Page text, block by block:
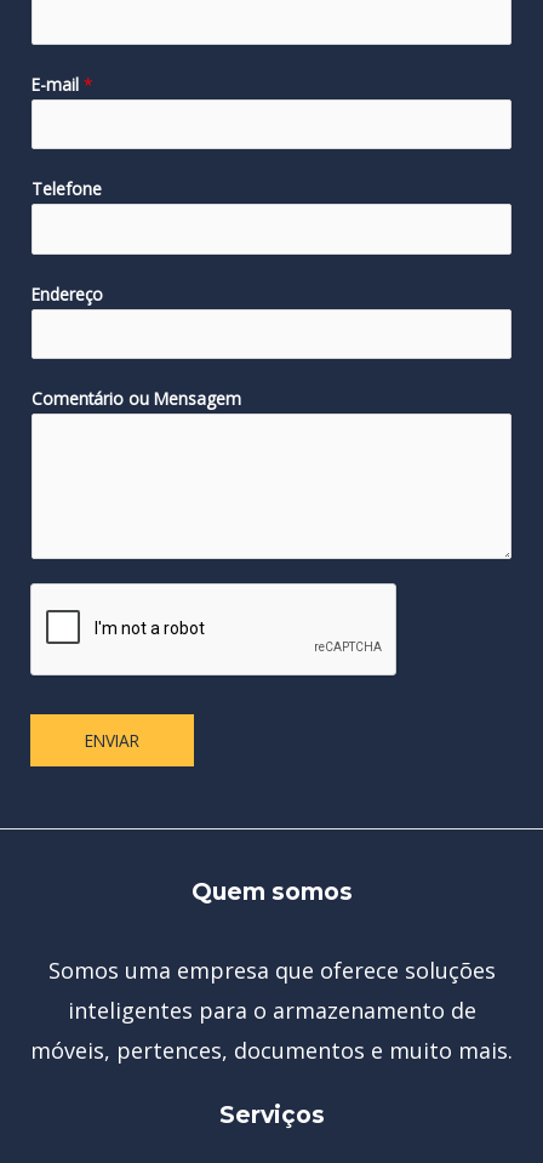
E-mail *
Telefone
Endereço
Comentário ou Mensagem
ENVIAR
Quem somos
Somos uma empresa que oferece soluções
inteligentes para o armazenamento de
móveis, pertences, documentos e muito mais.
Serviços